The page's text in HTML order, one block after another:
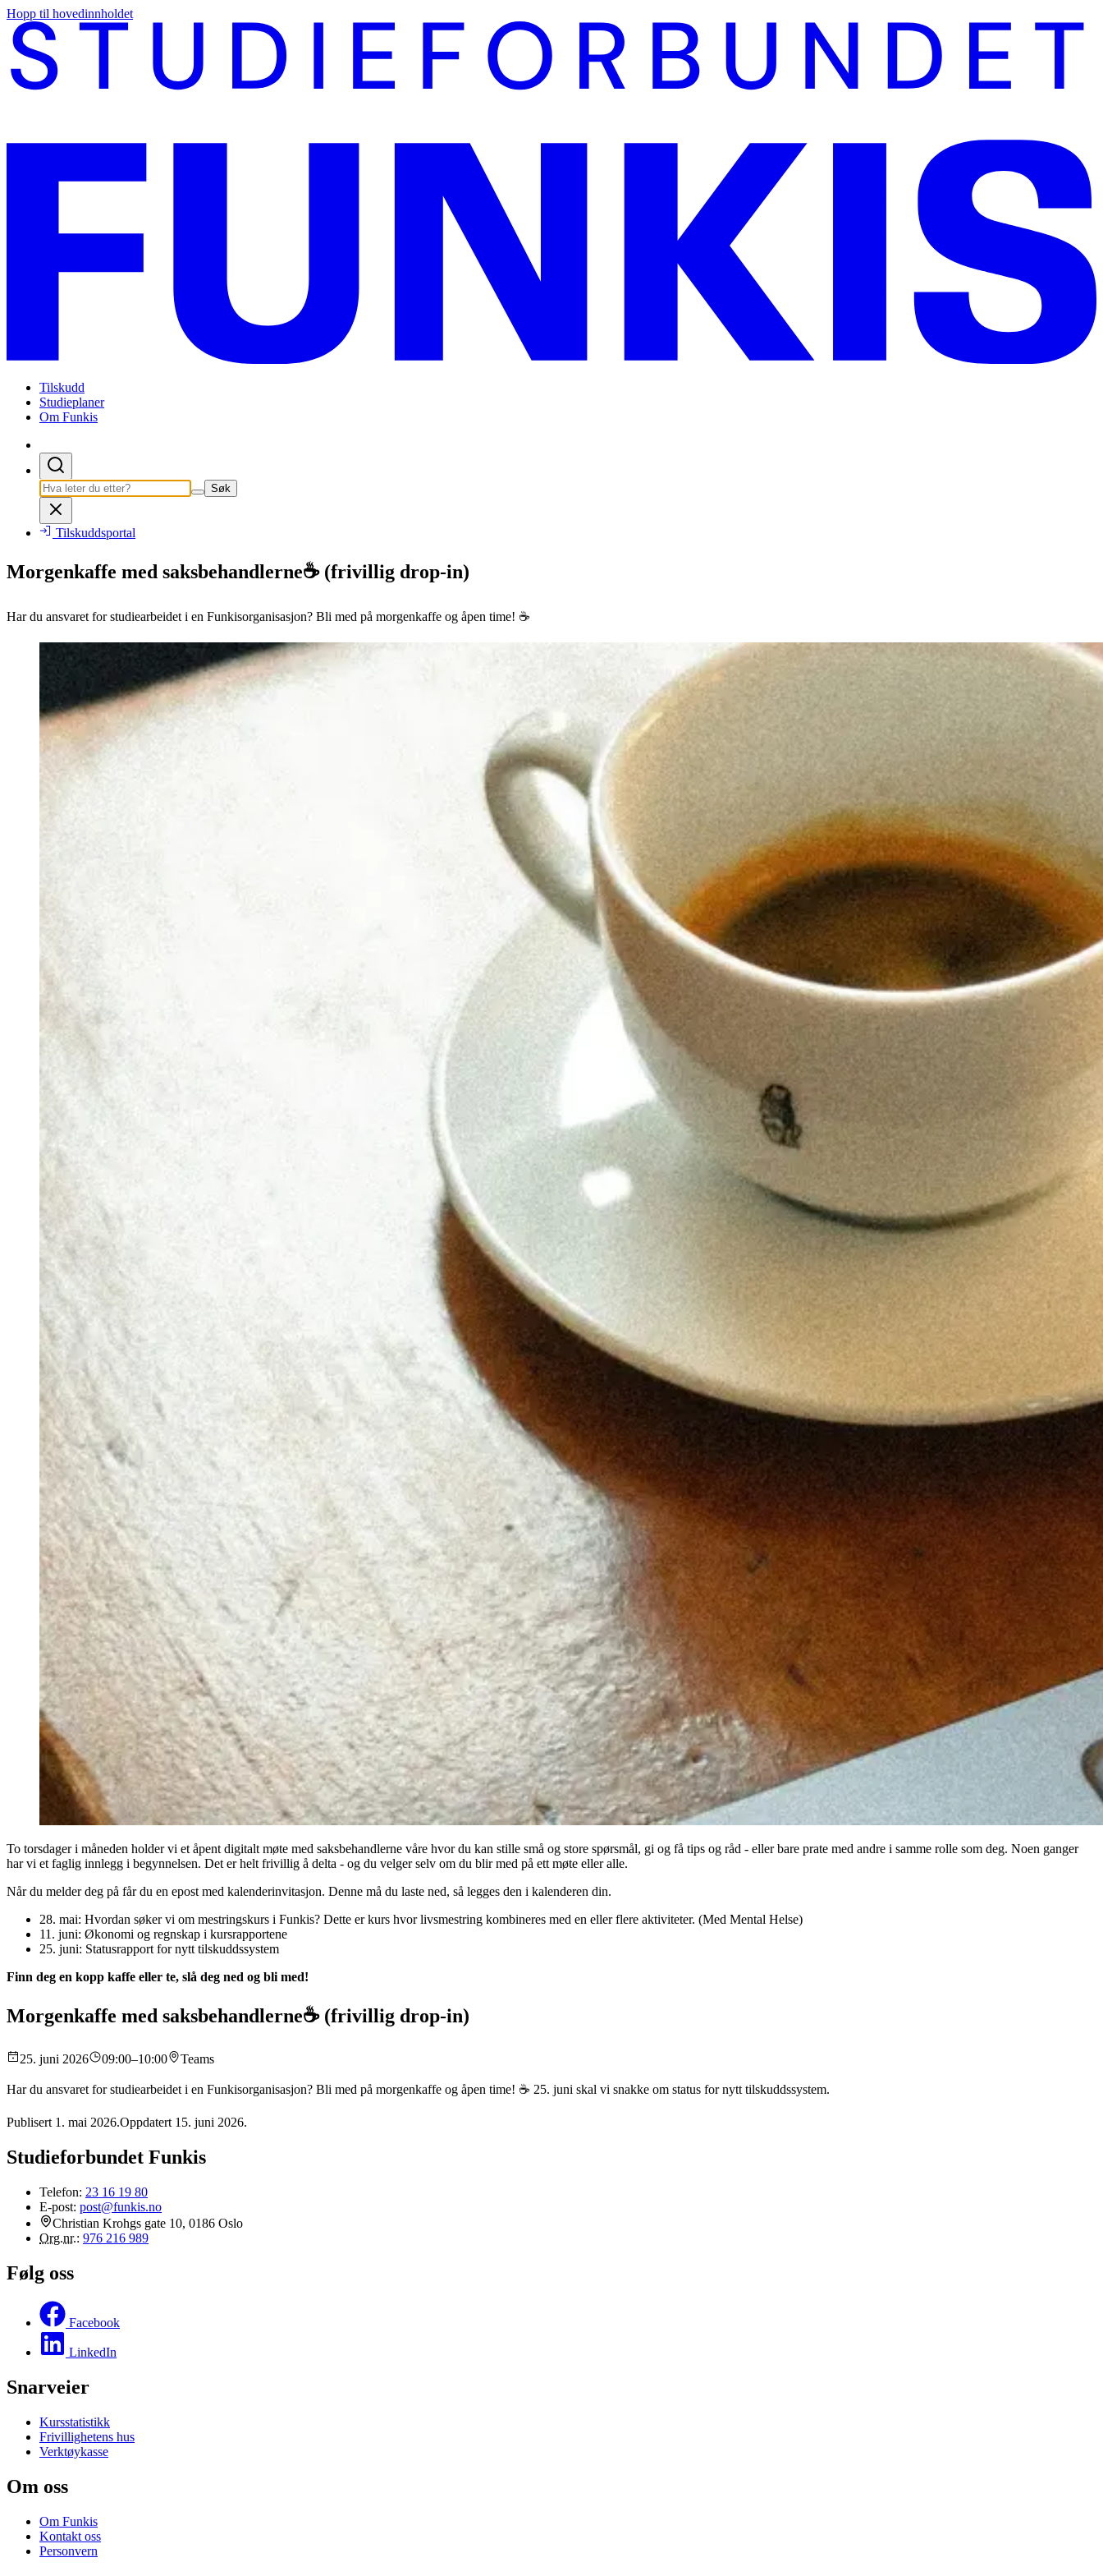
Hopp til hovedinnholdet
Tilskudd
Studieplaner
Om Funkis
Søk
Tilskuddsportal
Morgenkaffe med saksbehandlerne☕ (frivillig drop-in)
Har du ansvaret for studiearbeidet i en Funkisorganisasjon? Bli med på morgenkaffe og åpen time! ☕
To torsdager i måneden holder vi et åpent digitalt møte med saksbehandlerne våre hvor du kan stille små og store spørsmål, gi og få tips og råd - eller bare prate med andre i samme rolle som deg. Noen ganger
har vi et faglig innlegg i begynnelsen. Det er helt frivillig å delta - og du velger selv om du blir med på ett møte eller alle.
Når du melder deg på får du en epost med kalenderinvitasjon. Denne må du laste ned, så legges den i kalenderen din.
28. mai: Hvordan søker vi om mestringskurs i Funkis? Dette er kurs hvor livsmestring kombineres med en eller flere aktiviteter. (Med Mental Helse)
11. juni: Økonomi og regnskap i kursrapportene
25. juni: Statusrapport for nytt tilskuddssystem
Finn deg en kopp kaffe eller te, slå deg ned og bli med!
Morgenkaffe med saksbehandlerne☕ (frivillig drop-in)
25. juni 2026 09:00–10:00 Teams
Har du ansvaret for studiearbeidet i en Funkisorganisasjon? Bli med på morgenkaffe og åpen time! ☕ 25. juni skal vi snakke om status for nytt tilskuddssystem.
Publisert 1. mai 2026.Oppdatert 15. juni 2026.
Studieforbundet Funkis
Telefon: 23 16 19 80
E-post: post@funkis.no
Christian Krohgs gate 10, 0186 Oslo
Org.nr.: 976 216 989
Følg oss
Facebook
LinkedIn
Snarveier
Kursstatistikk
Frivillighetens hus
Verktøykasse
Om oss
Om Funkis
Kontakt oss
Personvern